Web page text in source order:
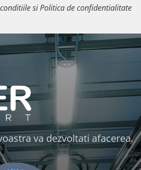
siPolitica de confidentialitate
va dezvoltati afacerea.